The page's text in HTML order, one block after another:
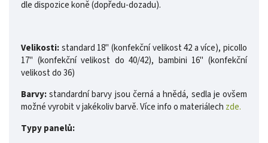
dle dispozice koně (dopředu-dozadu).
Velikosti:standard 18" (konfekční velikost 42 a více), picollo
17" (konfekční velikost do 40/42), bambini 16" (konfekční
velikost do 36)
Barvy:standardní barvy jsou černá a hnědá, sedla je ovšem
možné vyrobit v jakékoliv barvě. Více info o materiálech zde.
Typy panelů: